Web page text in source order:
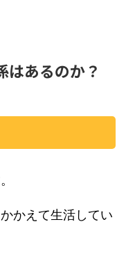
はあるのか？
かえて生活してい